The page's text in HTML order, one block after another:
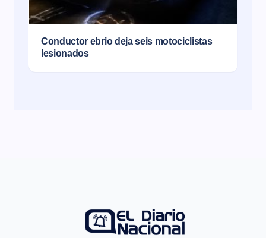
Conductor ebrio deja seis motociclistas
lesionados